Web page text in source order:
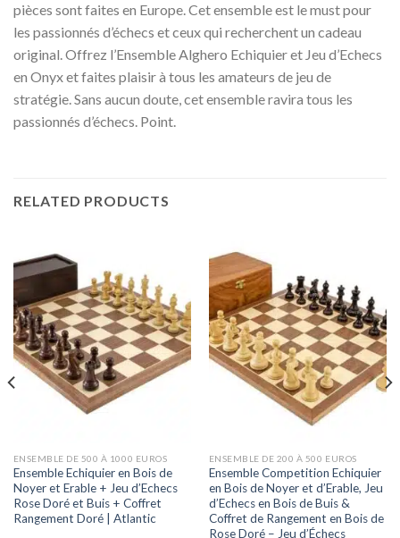
pièces sont faites en Europe. Cet ensemble est le must pour
les passionnés d’échecs et ceux qui recherchent un cadeau
original. Offrez l’Ensemble Alghero Echiquier et Jeu d’Echecs
en Onyx et faites plaisir à tous les amateurs de jeu de
stratégie. Sans aucun doute, cet ensemble ravira tous les
passionnés d’échecs. Point.
RELATED PRODUCTS
ENSEMBLE DE 500 À 1000 EUROS
Ensemble Echiquier en Bois de
Noyer et Erable + Jeu d’Echecs
Rose Doré et Buis + Coffret
Rangement Doré | Atlantic
ENSEMBLE DE 200 À 500 EUROS
Ensemble Competition Echiquier
en Bois de Noyer et d’Erable, Jeu
d’Echecs en Bois de Buis &
Coffret de Rangement en Bois de
Rose Doré – Jeu d’Échecs